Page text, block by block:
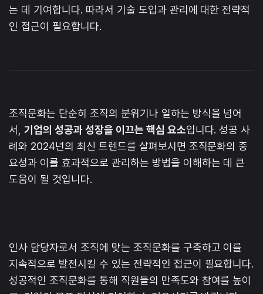
는 데 기여합니다. 따라서 기술 도입과 관리에 대한 전략적
인 접근이 필요합니다.
조직문화는 단순히 조직의 분위기나 일하는 방식을 넘어
서, 기업의 성공과 성장을 이끄는 핵심 요소입니다. 성공 사
례와 2024년의 최신 트렌드를 살펴보시면 조직문화의 중
요성과 이를 효과적으로 관리하는 방법을 이해하는 데 큰
도움이 될 것입니다.
인사 담당자로서 조직에 맞는 조직문화를 구축하고 이를
지속적으로 발전시킬 수 있는 전략적인 접근이 필요합니다.
성공적인 조직문화를 통해 직원들의 만족도와 참여를 높이